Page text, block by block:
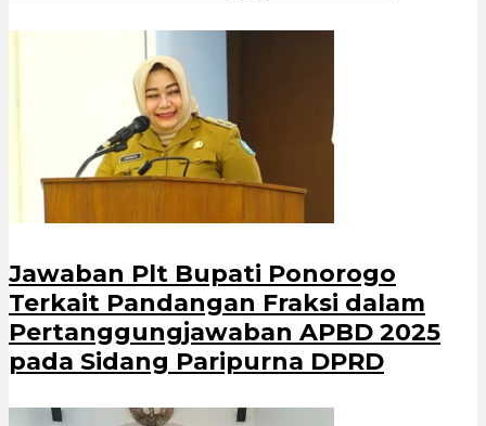
Jawaban Plt Bupati Ponorogo
Terkait Pandangan Fraksi dalam
Pertanggungjawaban APBD 2025
pada Sidang Paripurna DPRD